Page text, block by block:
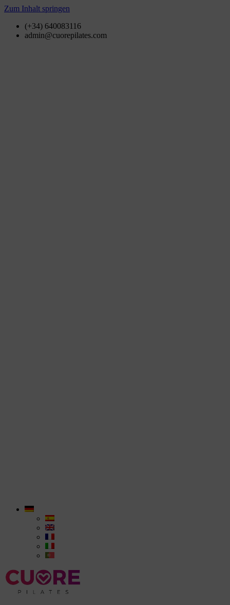
Zum Inhalt springen
(+34) 640083116
admin@cuorepilates.com